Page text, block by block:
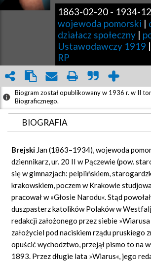
1863-02-20 - 1934-
wojewoda pomorski |
działacz społeczny |
Ustawodawczy 1919 |
RP
Biogram został opublikowany w 1936 r. w II
Biograficznego.
BIOGRAFIA
GRAF POWIĄZAŃ
DYSKUSJA
Mapa
Brejski Jan (1863–1934), wojewoda
dziennikarz, ur. 20 II w Pączewie (pow.
się w gimnazjach: pelplińskiem,
krakowskiem, poczem w Krakowie
pracował w »Głosie Narodu«. Stąd
duszpasterz katolików Polaków w
redakcji założonego przez siebie
założyciel pod naciskiem rządu pruskiego
opuścić wychodztwo, przejął pismo to na
1893. Przez długie lata »Wiarus«, jego